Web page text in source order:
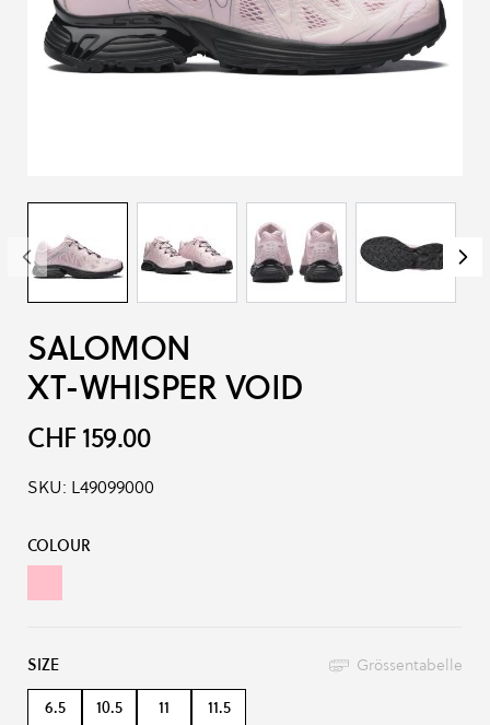
SALOMON
XT-WHISPER VOID
CHF 159.00
SKU: L49099000
Produkt-Optionen:
COLOUR
FTW SILVER
SIZE
Grössentabelle
6.5
10.5 11 11.5